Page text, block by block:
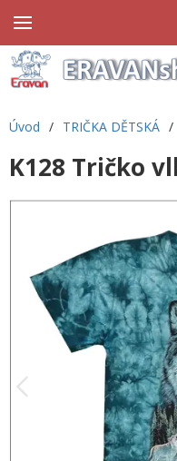
Úvod / TRIČKA DĚTSKÁ /
K128 Tričko